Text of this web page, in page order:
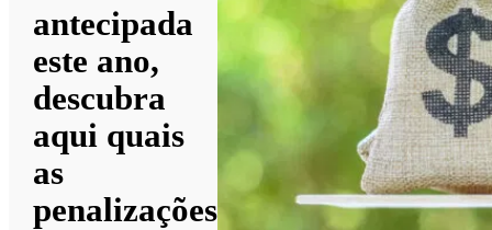
antecipada
este ano,
descubra
aqui quais
as
penalizações